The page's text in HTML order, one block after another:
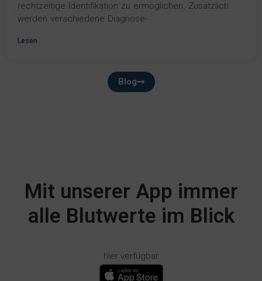
rechtzeitige Identifikation zu ermöglichen. Zusätzlich
werden verschiedene Diagnose-
Lesen
Blog
Mit unserer App immer
alle Blutwerte im Blick
hier verfügbar